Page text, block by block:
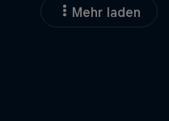
Mehr laden